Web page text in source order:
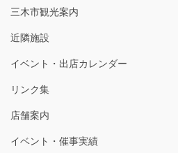
三木市観光案内
近隣施設
イベント・出店カレンダー
リンク集
店舗案内
イベント・催事実績